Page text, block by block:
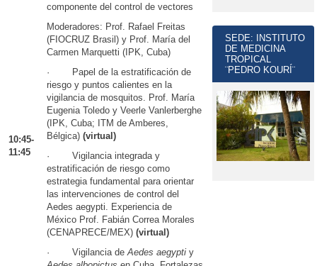
10:45-
11:45
componente del control de vectores
Moderadores: Prof. Rafael Freitas
(FIOCRUZ Brasil) y Prof. María del
Carmen Marquetti (IPK, Cuba)
· Papel de la estratificación de
riesgo y puntos calientes en la
vigilancia de mosquitos. Prof. María
Eugenia Toledo y Veerle Vanlerberghe
(IPK, Cuba; ITM de Amberes,
Bélgica) (virtual)
· Vigilancia integrada y
estratificación de riesgo como
estrategia fundamental para orientar
las intervenciones de control del
Aedes aegypti. Experiencia de
México Prof. Fabián Correa Morales
(CENAPRECE/MEX) (virtual)
· Vigilancia deAedes aegypti y
SEDE: INSTITUTO
DE MEDICINA
TROPICAL
¨PEDRO KOURÍ¨